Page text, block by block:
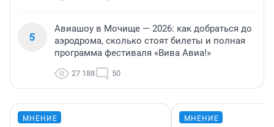
5
Авиашоу в Мочище — 2026: как добраться до
аэродрома, сколько стоят билеты и полная
программа фестиваля «Вива Авиа!»
27 188 50
МНЕНИЕ МНЕНИЕ